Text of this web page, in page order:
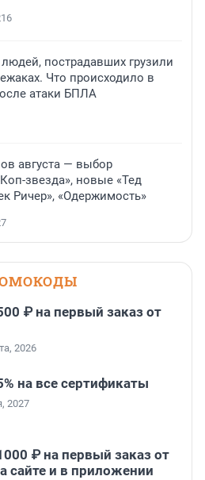
людей, пострадавших грузили
Что происходило в
атаки БПЛА
августа — выбор
звезда», новые «Тед
Ричер», «Одержимость»
₽ на первый заказ от
2026
на все сертификаты
2027
₽ на первый заказ от
сайте и в приложении